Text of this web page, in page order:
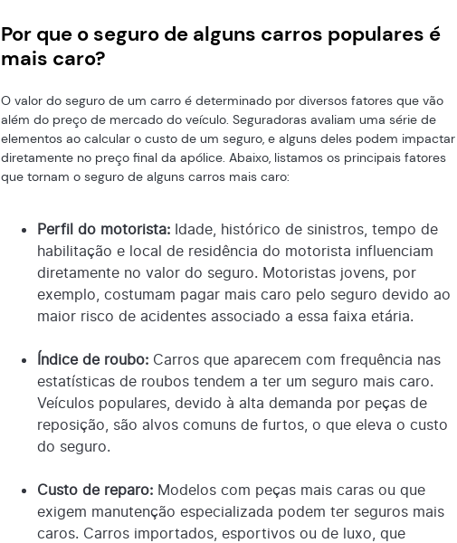
Por que o seguro de alguns carros populares é
mais caro?
O valor do seguro de um carro é determinado por diversos fatores que vão
além do preço de mercado do veículo. Seguradoras avaliam uma série de
elementos ao calcular o custo de um seguro, e alguns deles podem impactar
diretamente no preço final da apólice. Abaixo, listamos os principais fatores
que tornam o seguro de alguns carros mais caro:
Perfil do motorista: Idade, histórico de sinistros, tempo de
habilitação e local de residência do motorista influenciam
diretamente no valor do seguro. Motoristas jovens, por
exemplo, costumam pagar mais caro pelo seguro devido ao
maior risco de acidentes associado a essa faixa etária.
Índice de roubo: Carros que aparecem com frequência nas
estatísticas de roubos tendem a ter um seguro mais caro.
Veículos populares, devido à alta demanda por peças de
reposição, são alvos comuns de furtos, o que eleva o custo
do seguro.
Custo de reparo: Modelos com peças mais caras ou que
exigem manutenção especializada podem ter seguros mais
caros. Carros importados, esportivos ou de luxo, que